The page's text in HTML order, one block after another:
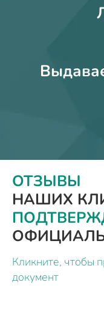
ОТЗЫВЫ
НАШИХ
Кликните, чтобы
документ